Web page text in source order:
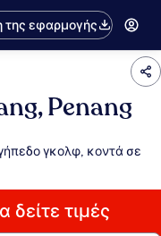
της εφαρμογής
Penang
γκολφ, κοντά σε
δείτε τιμές